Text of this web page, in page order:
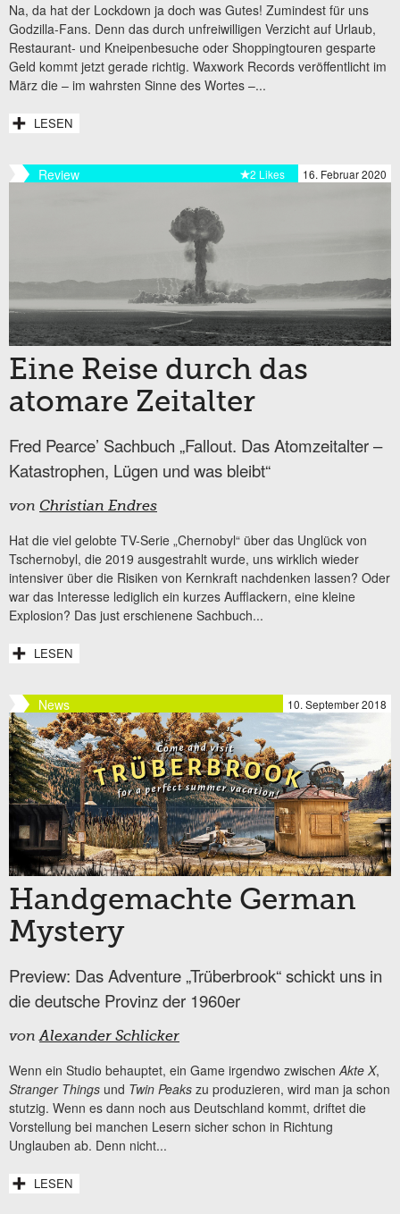
Na, da hat der Lockdown ja doch was Gutes! Zumindest für uns
Godzilla-Fans. Denn das durch unfreiwilligen Verzicht auf Urlaub,
Restaurant- und Kneipenbesuche oder Shoppingtouren gesparte
Geld kommt jetzt gerade richtig. Waxwork Records veröffentlicht im
März die – im wahrsten Sinne des Wortes –...
LESEN
Review 16. Februar 2020
2 Likes
Eine Reise durch das
atomare Zeitalter
Fred Pearce’ Sachbuch „Fallout. Das Atomzeitalter –
Katastrophen, Lügen und was bleibt“
von Christian Endres
Hat die viel gelobte TV-Serie „Chernobyl“ über das Unglück von
Tschernobyl, die 2019 ausgestrahlt wurde, uns wirklich wieder
intensiver über die Risiken von Kernkraft nachdenken lassen? Oder
war das Interesse lediglich ein kurzes Aufflackern, eine kleine
Explosion? Das just erschienene Sachbuch...
LESEN
News 10. September 2018
Handgemachte German
Mystery
Preview: Das Adventure „Trüberbrook“ schickt uns in
die deutsche Provinz der 1960er
vonAlexander Schlicker
Wenn ein Studio behauptet, ein Game irgendwo zwischen Akte X,
Stranger Things und Twin Peaks zu produzieren, wird man ja schon
stutzig. Wenn es dann noch aus Deutschland kommt, driftet die
Vorstellung bei manchen Lesern sicher schon in Richtung
Unglauben ab. Denn nicht...
LESEN